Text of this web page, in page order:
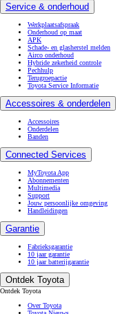
Service & onderhoud
Werkplaatsafspraak
Onderhoud op maat
APK
Schade- en glasherstel melden
Airco onderhoud
Hybride zekerheid controle
Pechhulp
Terugroepactie
Toyota Service Informatie
Accessoires & onderdelen
Accessoires
Onderdelen
Banden
Connected Services
MyToyota App
Abonnementen
Multimedia
Support
Jouw persoonlijke omgeving
Handleidingen
Garantie
Fabrieksgarantie
10 jaar garantie
10 jaar batterijgarantie
Ontdek Toyota
Ontdek Toyota
Over Toyota